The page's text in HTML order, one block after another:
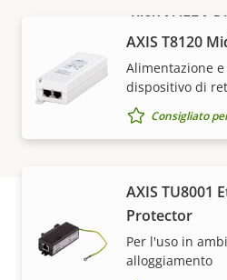
VISUALIZZA
AXIS T8120
Alimentazione
dispositivo di
Consigliato
AXIS TU8001
Protector
Per l'uso in
alloggiamento
MOSTRA DISPOSITIVI
Come